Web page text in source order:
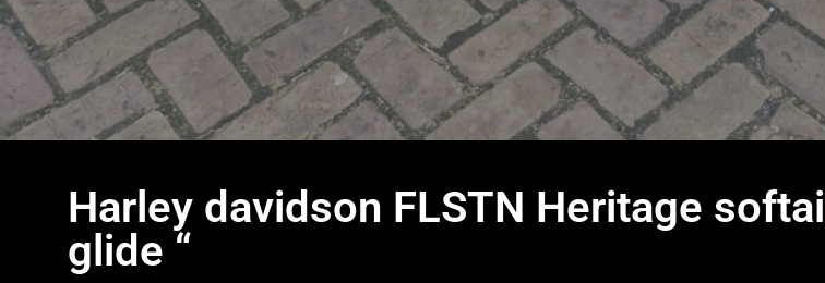
Harley davidson FLSTN Heritage
glide “